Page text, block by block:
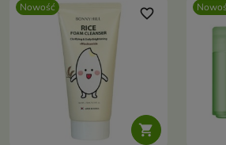
Nowość

favorite_border